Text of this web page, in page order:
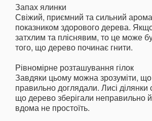
Запах ялинки
Свіжий, приємний та сильний
показником здорового дерева.
затхлим та пліснявим, то це може
того, що дерево починає гнити.
Рівномірне розташування гілок
Завдяки цьому можна зрозуміти,
правильно доглядали. Лисі ділянки
що дерево зберігали неправильно
вдома не простоїть.